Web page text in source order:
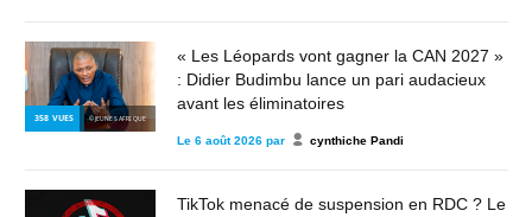
358 VUES © JEUNES AFRIQUE
« Les Léopards vont gagner la CAN 2027 »
: Didier Budimbu lance un pari audacieux
avant les éliminatoires
Le 6 août 2026 par cynthiche Pandi
TikTok menacé de suspension en RDC ? Le